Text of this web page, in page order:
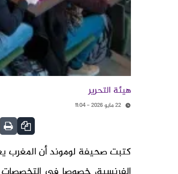
هيئة التحرير
22 مايو 2026 - 11:04
كتبت صحيفة لوموند أن المغرب